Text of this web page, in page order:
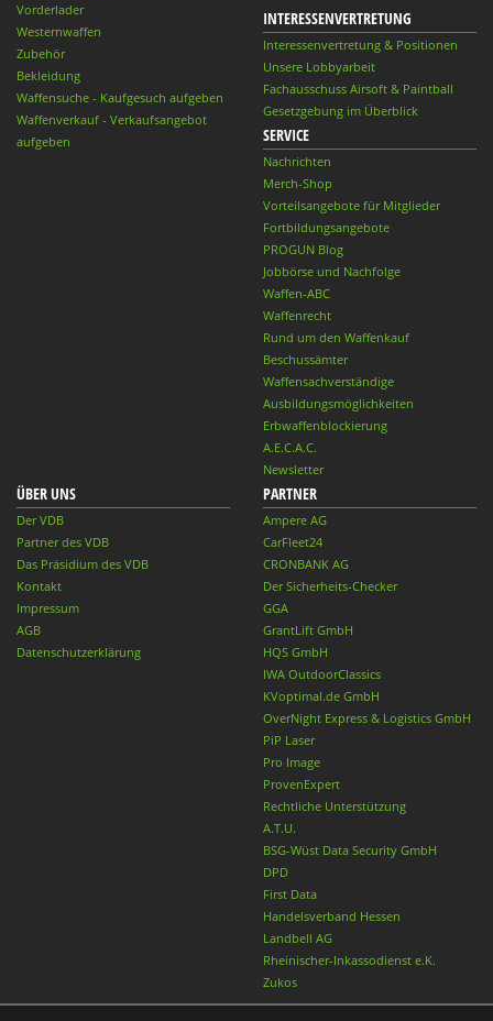
Vorderlader
Westernwaffen
Zubehör
Bekleidung
Waffensuche - Kaufgesuch aufgeben
Waffenverkauf - Verkaufsangebot
aufgeben
INTERESSENVERTRETUNG
Interessenvertretung & Positionen
Unsere Lobbyarbeit
Fachausschuss Airsoft & Paintball
Gesetzgebung im Überblick
SERVICE
Nachrichten
Merch-Shop
Vorteilsangebote für Mitglieder
Fortbildungsangebote
PROGUN Blog
Jobbörse und Nachfolge
Waffen-ABC
Waffenrecht
Rund um den Waffenkauf
Beschussämter
Waffensachverständige
Ausbildungsmöglichkeiten
Erbwaffenblockierung
A.E.C.A.C.
Newsletter
ÜBER UNS
Der VDB
Partner des VDB
Das Präsidium des VDB
Kontakt
Impressum
AGB
Datenschutzerklärung
PARTNER
Ampere AG
CarFleet24
CRONBANK AG
Der Sicherheits-Checker
GGA
GrantLift GmbH
HQS GmbH
IWA OutdoorClassics
KVoptimal.de GmbH
OverNight Express & Logistics GmbH
PiP Laser
Pro Image
ProvenExpert
Rechtliche Unterstützung
A.T.U.
BSG-Wüst Data Security GmbH
DPD
First Data
Handelsverband Hessen
Landbell AG
Rheinischer-Inkassodienst e.K.
Zukos